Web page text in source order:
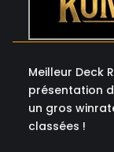
Meilleur Deck
présentation
un gros
classées !